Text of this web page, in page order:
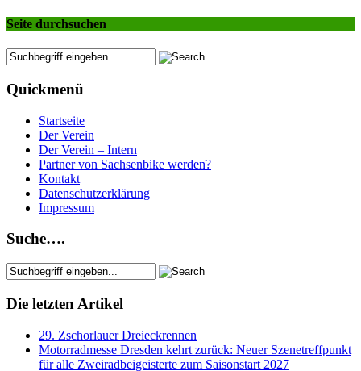
Seite durchsuchen
Quickmenü
Startseite
Der Verein
Der Verein – Intern
Partner von Sachsenbike werden?
Kontakt
Datenschutzerklärung
Impressum
Suche….
Die letzten Artikel
29. Zschorlauer Dreieckrennen
Motorradmesse Dresden kehrt zurück: Neuer Szenetreffpunkt
für alle Zweiradbeigeisterte zum Saisonstart 2027